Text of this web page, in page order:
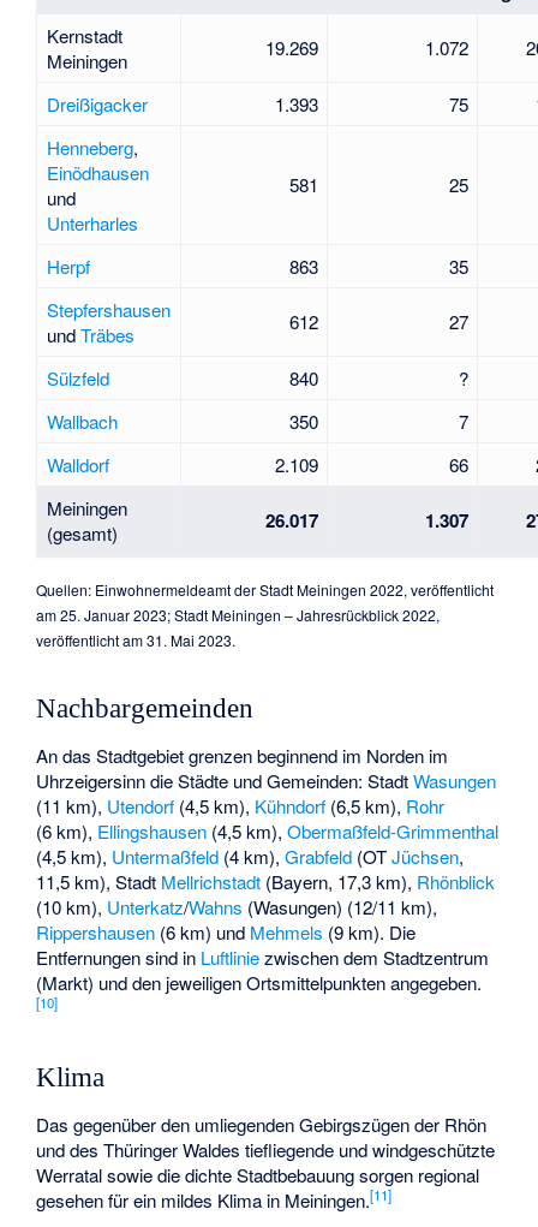
Kernstadt
Meiningen
19.269 1.072
Dreißigacker 1.393 75
Henneberg,
Einödhausen
und
Unterharles
581 25
Herpf 863
35
Stepfershausen
undTräbes
612 27
Sülzfeld 840
?
Wallbach
350
7
Walldorf
2.109 66
Meiningen
(gesamt)
26.017 1.307
Quellen: Einwohnermeldeamt der Stadt Meiningen 2022, veröffentlicht
am 25. Januar 2023; Stadt Meiningen – Jahresrückblick 2022,
veröffentlicht am 31. Mai 2023.
Nachbargemeinden
An das Stadtgebiet grenzen beginnend im Norden im
Uhrzeigersinn die Städte und Gemeinden: StadtWasungen
(11 km), Utendorf (4,5 km), Kühndorf (6,5 km), Rohr
(6 km), Ellingshausen (4,5 km),Obermaßfeld-Grimmenthal
(4,5 km), Untermaßfeld (4 km),Grabfeld (OTJüchsen,
11,5 km), Stadt Mellrichstadt (Bayern, 17,3 km), Rhönblick
(10 km), Unterkatz/Wahns (Wasungen) (12/11 km),
Rippershausen (6 km) und Mehmels (9 km). Die
Entfernungen sind in Luftliniezwischen dem Stadtzentrum
(Markt) und den jeweiligen Ortsmittelpunkten angegeben.
[10]
Klima
Das gegenüber den umliegenden Gebirgszügen der Rhön
und des Thüringer Waldes tiefliegende und windgeschützte
Werratal sowie die dichte Stadtbebauung sorgen regional
gesehen für ein mildes Klima in Meiningen.[11]